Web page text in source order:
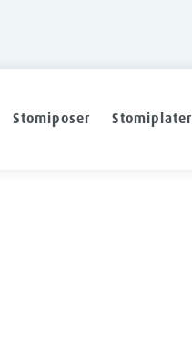
Stomiposer Stomiplater